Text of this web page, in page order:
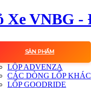
SẢN PHẨM
LỐP ADVENZA
CÁC DÒNG LỐP KHÁC
LỐP GOODRIDE